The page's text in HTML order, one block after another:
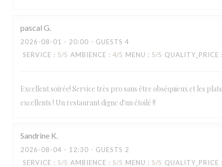
pascal G
2026-08-01 - 20:00 - GUESTS 4
SERVICE : 5/5 AMBIENCE : 4/5 MENU : 5/5 QUALITY_PRICE
Excellent soirée! Service très pro sans être obséquieux et les
excellents ! Un restaurant digne d'un étoilé !!
Sandrine K
2026-08-04 - 12:30 - GUESTS 2
SERVICE : 5/5 AMBIENCE : 5/5 MENU : 5/5 QUALITY_PRICE
LA TABLE DE CATUSSEAU